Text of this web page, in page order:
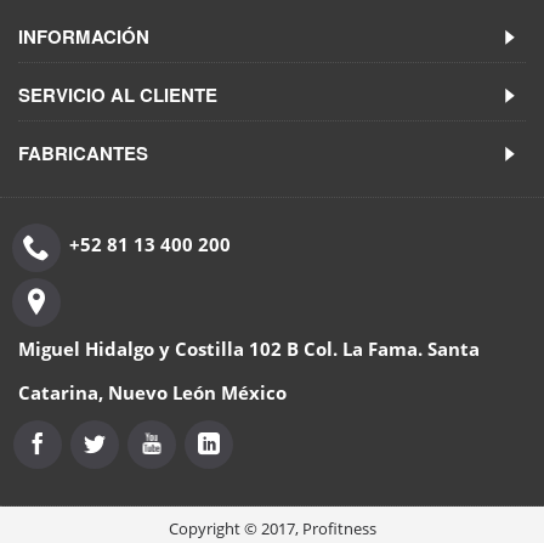
INFORMACIÓN
SERVICIO AL CLIENTE
FABRICANTES
+52 81 13 400 200
Miguel Hidalgo y Costilla 102 B Col. La Fama. Santa
Catarina, Nuevo León México
Copyright © 2017, Profitness